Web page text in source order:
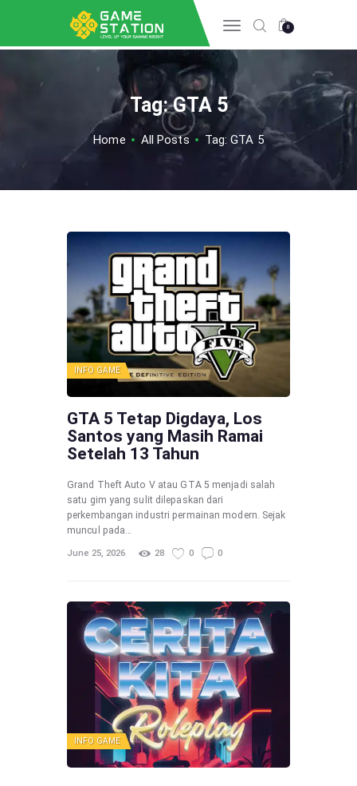
0
Tag: GTA 5
Home All Posts Tag: GTA 5
INFO GAME
ESPORTS
INFO GAME
GTA 5 Tetap Digdaya, Los
Santos yang Masih Ramai
Setelah 13 Tahun
Grand Theft Auto V atau GTA 5 menjadi salah
satu gim yang sulit dilepaskan dari
perkembangan industri permainan modern. Sejak
muncul pada…
June 25, 2026 28 0 0
INFO GAME